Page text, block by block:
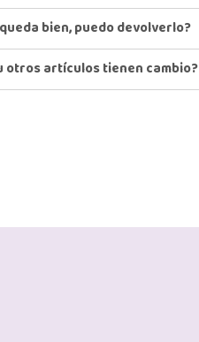
bien, puedo devolverlo?
otros artículos tienen cambio?